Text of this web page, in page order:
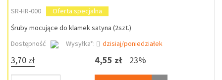
SR-HR-000
Oferta specjalna
Śruby mocujące do klamek satyna (2szt.)
Dostępność
Wysyłka*: dzisiaj/poniedziałek
3,70 zł 4,55 zł 23%